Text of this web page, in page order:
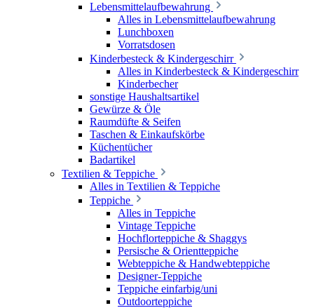
Lebensmittelaufbewahrung
Alles in Lebensmittelaufbewahrung
Lunchboxen
Vorratsdosen
Kinderbesteck & Kindergeschirr
Alles in Kinderbesteck & Kindergeschirr
Kinderbecher
sonstige Haushaltsartikel
Gewürze & Öle
Raumdüfte & Seifen
Taschen & Einkaufskörbe
Küchentücher
Badartikel
Textilien & Teppiche
Alles in Textilien & Teppiche
Teppiche
Alles in Teppiche
Vintage Teppiche
Hochflorteppiche & Shaggys
Persische & Orientteppiche
Webteppiche & Handwebteppiche
Designer-Teppiche
Teppiche einfarbig/uni
Outdoorteppiche